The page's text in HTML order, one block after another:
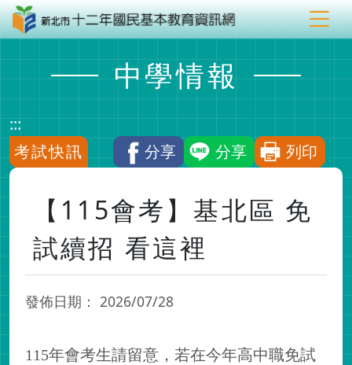
中學情報
:::
考試快訊
分享 分享 列印
【115會考】基北區 免
試續招 看這裡
發佈日期： 2026/07/28
115年會考生請留意，若在今年高中職免試